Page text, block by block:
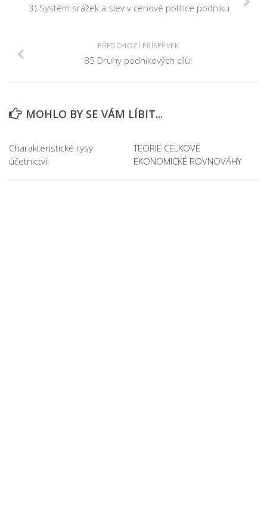
3) Systém srážek a slev v cenové politice podniku
PŘEDCHOZÍ PŘÍSPĚVEK
85 Druhy podnikových cílů:
MOHLO BY SE VÁM LÍBIT...
Charakteristické rysy
účetnictví:
TEORIE CELKOVÉ
EKONOMICKÉ ROVNOVÁHY